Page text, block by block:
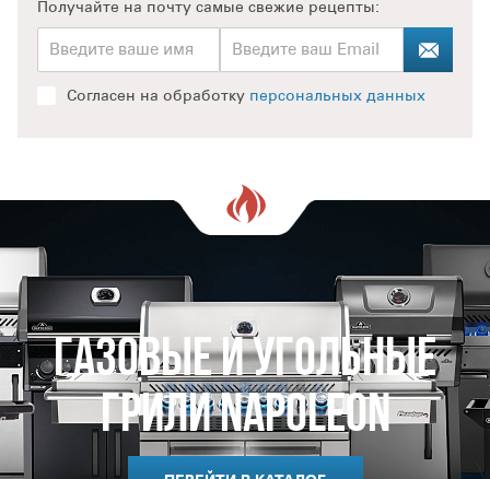
Получайте на почту самые свежие рецепты:
Согласен на обработку персональных данных
Газовые и Угольные
Грили Napoleon